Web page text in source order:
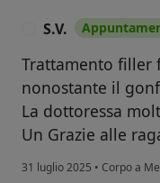
S.V.
Trattamento
nonostante il
La dottoressa
Un Grazie alle
31 luglio 2025 • Corpo a